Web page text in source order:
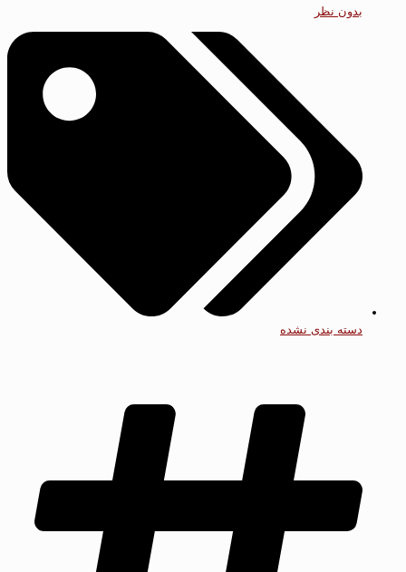
بدون نظر
دسته بندی نشده